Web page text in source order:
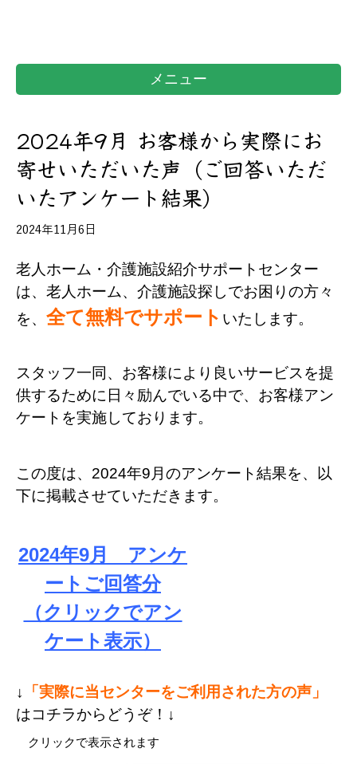
メニュー
2024年9月 お客様から実際にお
寄せいただいた声（ご回答いただ
いたアンケート結果）
2024年11月6日
老人ホーム・介護施設紹介サポートセンター
は、老人ホーム、介護施設探しでお困りの方々
を、 全て無料でサポート いたします。
スタッフ一同、お客様により良いサービスを提
供するために日々励んでいる中で、お客様アン
ケートを実施しております。
この度は、2024年9月のアンケート結果を、以
下に掲載させていただきます。
2024年9月 アンケ
ートご回答分
（クリックでアン
ケート表示）
↓
「実際に当センターをご利用された方の声」
はコチラからどうぞ！↓
クリックで表示されます